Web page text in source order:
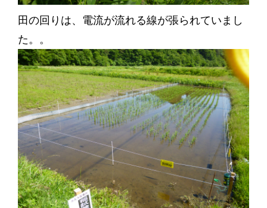
田の回りは、電流が流れる線が張られていまし
た。。